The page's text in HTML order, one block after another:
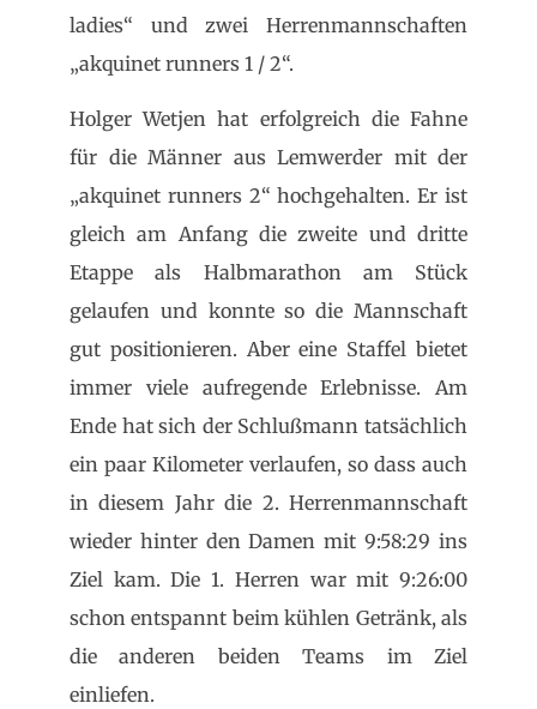
ladies“ und zwei Herrenmannschaften
„akquinet runners 1 / 2“.
Holger Wetjen hat erfolgreich die Fahne
für die Männer aus Lemwerder mit der
„akquinet runners 2“ hochgehalten. Er ist
gleich am Anfang die zweite und dritte
Etappe als Halbmarathon am Stück
gelaufen und konnte so die Mannschaft
gut positionieren. Aber eine Staffel bietet
immer viele aufregende Erlebnisse. Am
Ende hat sich der Schlußmann tatsächlich
ein paar Kilometer verlaufen, so dass auch
in diesem Jahr die 2. Herrenmannschaft
wieder hinter den Damen mit 9:58:29 ins
Ziel kam. Die 1. Herren war mit 9:26:00
schon entspannt beim kühlen Getränk, als
die anderen beiden Teams im Ziel
einliefen.